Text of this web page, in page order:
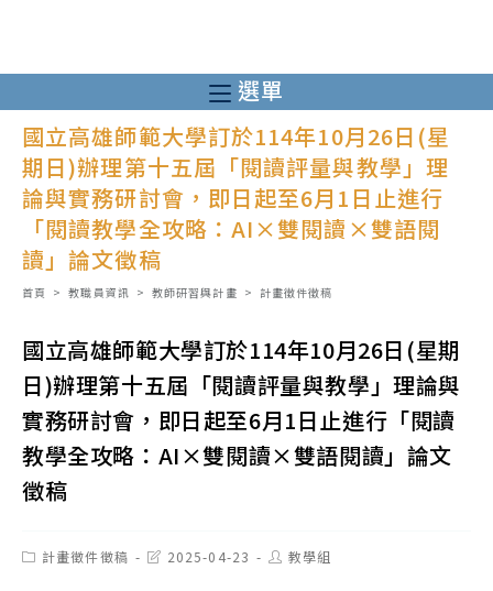
至
主
內
容
選單
國立高雄師範大學訂於114年10月26日(星
期日)辦理第十五屆「閱讀評量與教學」理
論與實務研討會，即日起至6月1日止進行
「閱讀教學全攻略：AI×雙閱讀×雙語閱
讀」論文徵稿
首頁 > 教職員資訊 > 教師研習與計畫 > 計畫徵件徵稿
國立高雄師範大學訂於114年10月26日(星期
日)辦理第十五屆「閱讀評量與教學」理論與
實務研討會，即日起至6月1日止進行「閱讀
教學全攻略：AI×雙閱讀×雙語閱讀」論文
徵稿
Post計畫徵件徵稿
Post2025-04-23
Post教學組